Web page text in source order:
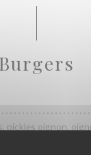
Burgers
pickles oignon,